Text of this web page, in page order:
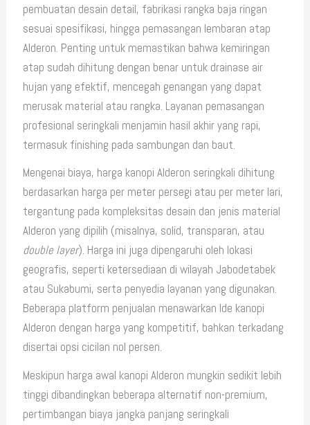
pembuatan desain detail, fabrikasi rangka baja ringan
sesuai spesifikasi, hingga pemasangan lembaran atap
Alderon. Penting untuk memastikan bahwa kemiringan
atap sudah dihitung dengan benar untuk drainase air
hujan yang efektif, mencegah genangan yang dapat
merusak material atau rangka. Layanan pemasangan
profesional seringkali menjamin hasil akhir yang rapi,
termasuk finishing pada sambungan dan baut.
Mengenai biaya, harga kanopi Alderon seringkali dihitung
berdasarkan harga per meter persegi atau per meter lari,
tergantung pada kompleksitas desain dan jenis material
Alderon yang dipilih (misalnya, solid, transparan, atau
double layer). Harga ini juga dipengaruhi oleh lokasi
geografis, seperti ketersediaan di wilayah Jabodetabek
atau Sukabumi, serta penyedia layanan yang digunakan.
Beberapa platform penjualan menawarkan Ide kanopi
Alderon dengan harga yang kompetitif, bahkan terkadang
disertai opsi cicilan nol persen.
Meskipun harga awal kanopi Alderon mungkin sedikit lebih
tinggi dibandingkan beberapa alternatif non-premium,
pertimbangan biaya jangka panjang seringkali